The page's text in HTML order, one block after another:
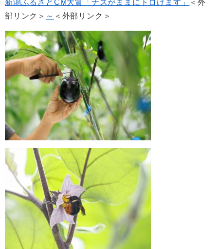
新潟ふるさとCM大賞「ナスがままにトロけます」​
＜外
部リンク＞ ～ ＜外部リンク＞